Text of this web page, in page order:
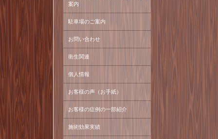
案内
駐車場のご案内
お問い合わせ
衛生関連
個人情報
お客様の声（お手紙）
お客様の症例の一部紹介
施術効果実績